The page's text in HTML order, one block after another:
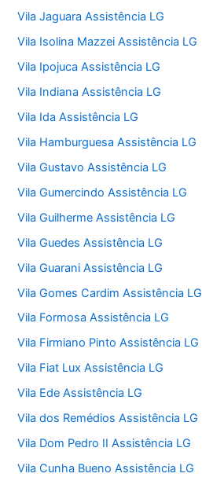
Vila Jaguara Assistência LG
Vila Isolina Mazzei Assistência LG
Vila Ipojuca Assistência LG
Vila Indiana Assistência LG
Vila Ida Assistência LG
Vila Hamburguesa Assistência LG
Vila Gustavo Assistência LG
Vila Gumercindo Assistência LG
Vila Guilherme Assistência LG
Vila Guedes Assistência LG
Vila Guarani Assistência LG
Vila Gomes Cardim Assistência LG
Vila Formosa Assistência LG
Vila Firmiano Pinto Assistência LG
Vila Fiat Lux Assistência LG
Vila Ede Assistência LG
Vila dos Remédios Assistência LG
Vila Dom Pedro II Assistência LG
Vila Cunha Bueno Assistência LG